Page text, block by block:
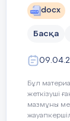
docx
Басқа
Бұл
жеткізуші
мазмұны